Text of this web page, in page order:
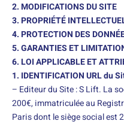
2. MODIFICATIONS DU SITE
3. PROPRIÉTÉ
4. PROTECTION DES
5. GARANTIES ET
6. LOI APPLICABLE ET
1. IDENTIFICATION URL du
– Editeur du Site : S Lift. La
200€, immatriculée au
Paris dont le siège social est